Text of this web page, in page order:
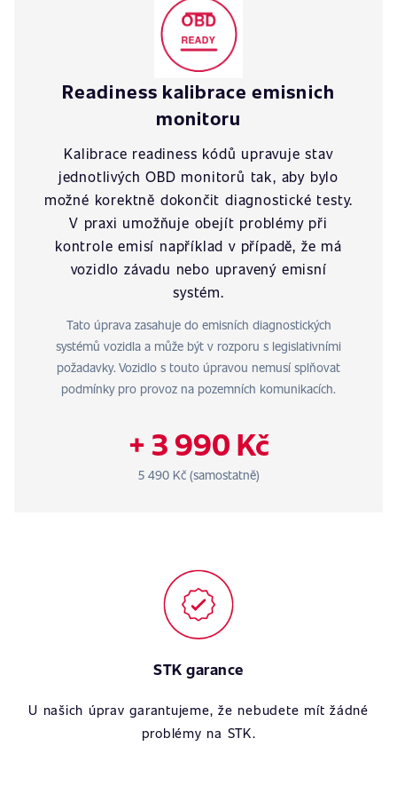
Readiness kalibrace emisnich
monitoru
Kalibrace readiness kódů upravuje stav
jednotlivých OBD monitorů tak, aby bylo
možné korektně dokončit diagnostické testy.
V praxi umožňuje obejít problémy při
kontrole emisí například v případě, že má
vozidlo závadu nebo upravený emisní
systém.
Tato úprava zasahuje do emisních diagnostických
systémů vozidla a může být v rozporu s legislativními
požadavky. Vozidlo s touto úpravou nemusí splňovat
podmínky pro provoz na pozemních komunikacích.
+ 3 990 Kč
5 490 Kč (samostatně)
STK garance
U našich úprav garantujeme, že nebudete mít žádné
problémy na STK.